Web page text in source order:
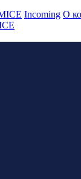
Incoming О